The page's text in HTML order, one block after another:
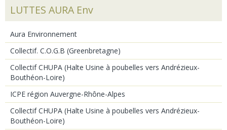
LUTTES AURA Env
Aura Environnement
Collectif. C.O.G.B (Greenbretagne)
Collectif CHUPA (Halte Usine à poubelles vers Andrézieux-
Bouthéon-Loire)
ICPE région Auvergne-Rhône-Alpes
Collectif CHUPA (Halte Usine à poubelles vers Andrézieux-
Bouthéon-Loire)